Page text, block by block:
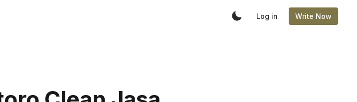
Log in Write Now